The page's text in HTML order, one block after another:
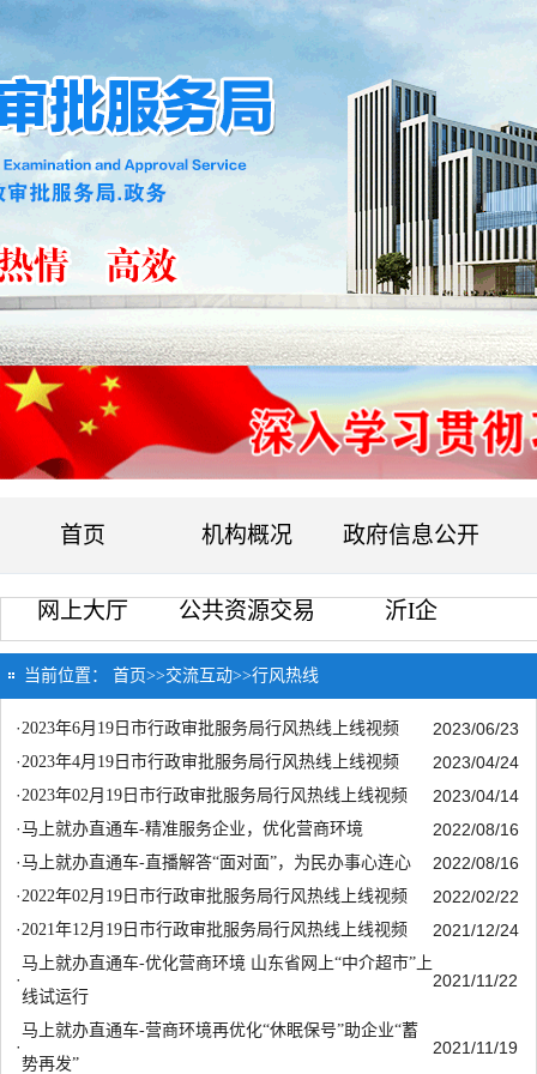
首页 机构概况 政府信息公开
网上大厅 公共资源交易 沂I企
当前位置： 首页>>交流互动>>行风热线
·2023年6月19日市行政审批服务局行风热线上线视频
2023/06/23
·2023年4月19日市行政审批服务局行风热线上线视频
2023/04/24
·2023年02月19日市行政审批服务局行风热线上线视频
2023/04/14
·马上就办直通车-精准服务企业，优化营商环境
2022/08/16
·马上就办直通车-直播解答“面对面”，为民办事心连心
2022/08/16
·2022年02月19日市行政审批服务局行风热线上线视频
2022/02/22
·2021年12月19日市行政审批服务局行风热线上线视频 2021/12/24
·
马上就办直通车-优化营商环境 山东省网上“中介超市”上
线试运行
2021/11/22
·
马上就办直通车-营商环境再优化“休眠保号”助企业“蓄
势再发”
2021/11/19